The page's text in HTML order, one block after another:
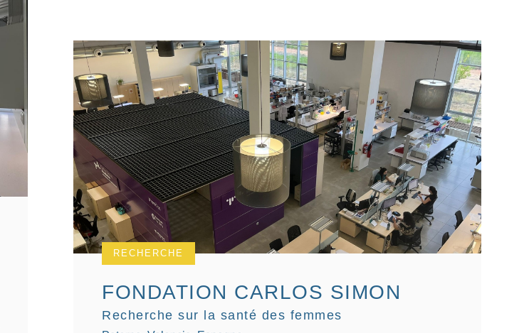
RECHERCHE
FONDATION CARLOS SIMON
Recherche sur la santé des femmes